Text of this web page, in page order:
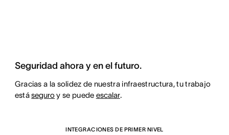
Seguridad ahora y en el futuro.
Gracias a la solidez de nuestra infraestructura, tu trabajo
estáseguroy se puede escalar.
INTEGRACIONES DE PRIMER NIVEL